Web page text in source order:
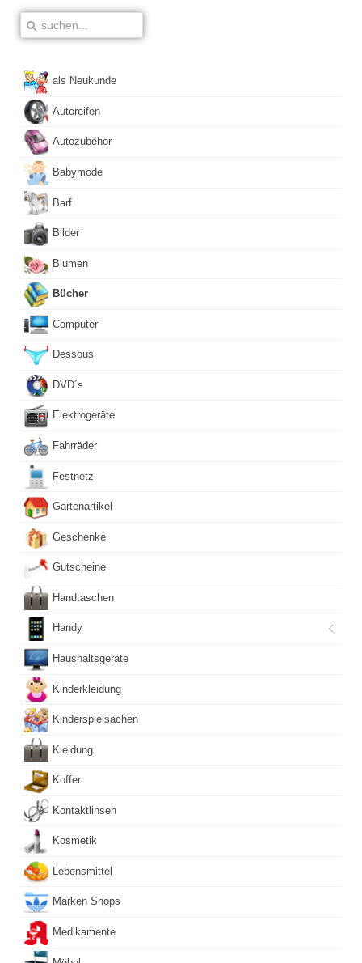
als Neukunde
Autoreifen
Autozubehör
Babymode
Barf
Bilder
Blumen
Bücher
Computer
Dessous
DVD´s
Elektrogeräte
Fahrräder
Festnetz
Gartenartikel
Geschenke
Gutscheine
Handtaschen
Handy
Haushaltsgeräte
Kinderkleidung
Kinderspielsachen
Kleidung
Koffer
Kontaktlinsen
Kosmetik
Lebensmittel
Marken Shops
Medikamente